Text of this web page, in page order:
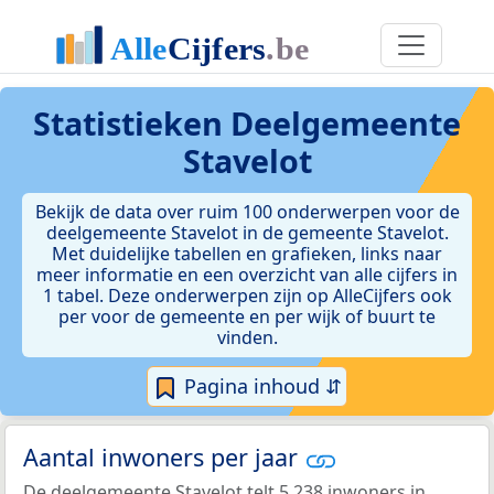
Statistieken Deelgemeente
Stavelot
Bekijk de data over ruim 100 onderwerpen voor de
deelgemeente Stavelot in de gemeente Stavelot.
Met duidelijke tabellen en grafieken, links naar
meer informatie en een overzicht van alle cijfers in
1 tabel. Deze onderwerpen zijn op AlleCijfers ook
per voor de gemeente en per wijk of buurt te
vinden.
Pagina inhoud ⇵
Aantal inwoners per jaar